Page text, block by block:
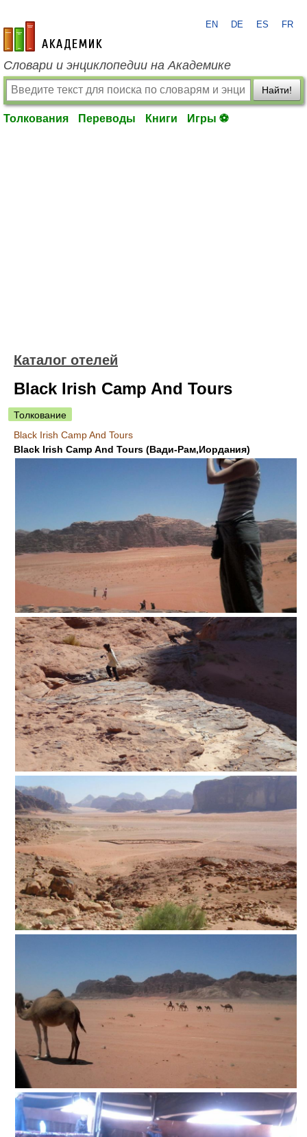
academic.ru
EN DE ES FR
Словари и энциклопедии на Академике
Найти!
Толкования Переводы Книги Игры ⚽
Каталог отелей
Black Irish Camp And Tours
Толкование
Black Irish Camp And Tours
Black Irish Camp And Tours (Вади-Рам,Иордания)